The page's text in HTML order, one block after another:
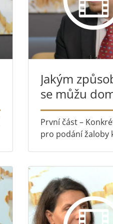
Jakým
se můžu
svých práv
práva EU?
První část –
pro podání žaloby
dějiny práva EU, s
Longarem.